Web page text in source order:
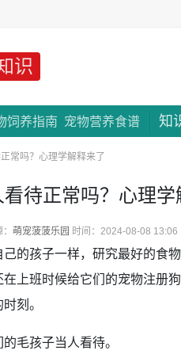
识
饲养指南 宠物营养食谱 知
常吗？心理学解释来了
待正常吗？心理
萌宠菠菠乐园 时间：2024-08-08 13:06
的孩子一样，研究最好的食
上班时候给它们的宠物注册
刻。
毛孩子当人看待。